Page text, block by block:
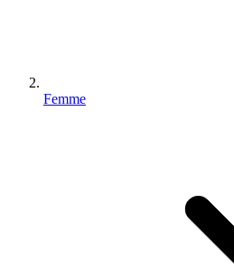
Femme